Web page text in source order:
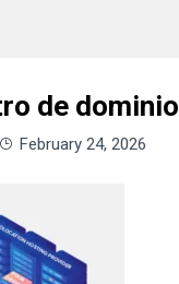
de dominio
February 24, 2026